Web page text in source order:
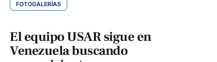
FOTOGALERÍAS
El equipo USAR sigue en
Venezuela buscando